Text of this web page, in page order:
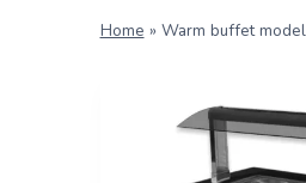
Home » Warm buffet